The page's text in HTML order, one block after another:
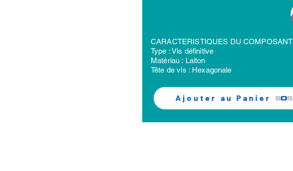
CARACTERISTIQUES DU COMPOSANT
Type : Vis définitive
Matériau : Laiton
Tête de vis : Hexagonale
Ajouter au Panier